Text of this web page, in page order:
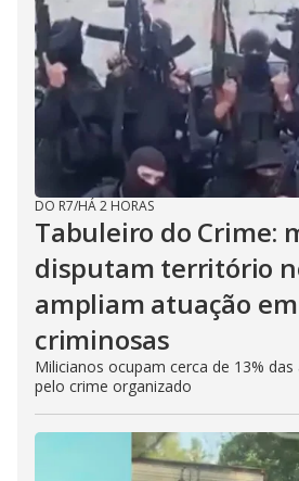
DO R7/HÁ 2 HORAS
Tabuleiro do Crime:
disputam território
ampliam atuação
criminosas
Milicianos ocupam cerca de 13%
pelo crime organizado